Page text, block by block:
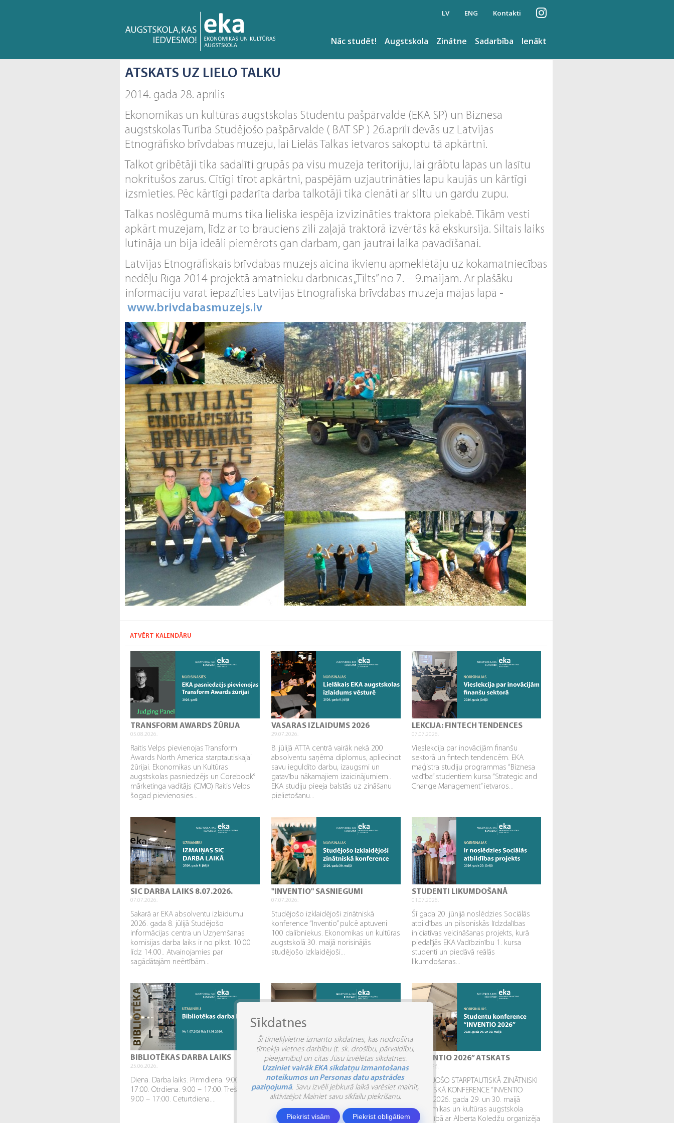
LV ENG Kontakti
Ienākt
Sadarbība
Zinātne
Augstskola
Nāc studēt!
ATSKATS UZ LIELO TALKU
2014. gada 28. aprīlis
Ekonomikas un kultūras augstskolas Studentu pašpārvalde (EKA SP) un Biznesa
augstskolas Turība Studējošo pašpārvalde ( BAT SP ) 26.aprīlī devās uz Latvijas
Etnogrāfisko brīvdabas muzeju, lai Lielās Talkas ietvaros sakoptu tā apkārtni.
Talkot gribētāji tika sadalīti grupās pa visu muzeja teritoriju, lai grābtu lapas un lasītu
nokritušos zarus. Cītīgi tīrot apkārtni, paspējām uzjautrināties lapu kaujās un kārtīgi
izsmieties. Pēc kārtīgi padarīta darba talkotāji tika cienāti ar siltu un gardu zupu.
Talkas noslēgumā mums tika lieliska iespēja izvizināties traktora piekabē. Tikām vesti
apkārt muzejam, līdz ar to brauciens zili zaļajā traktorā izvērtās kā ekskursija. Siltais laiks
lutināja un bija ideāli piemērots gan darbam, gan jautrai laika pavadīšanai.
Latvijas Etnogrāfiskais brīvdabas muzejs aicina ikvienu apmeklētāju uz kokamatniecības
nedēļu Rīga 2014 projektā amatnieku darbnīcas „Tilts” no 7. – 9.maijam. Ar plašāku
informāciju varat iepazīties Latvijas Etnogrāfiskā brīvdabas muzeja mājas lapā -
www.brivdabasmuzejs.lv
ATVĒRT KALENDĀRU
TRANSFORM AWARDS ŽŪRIJA
05.08.2026.
Raitis Velps pievienojas Transform
Awards North America starptautiskajai
žūrijai. Ekonomikas un Kultūras
augstskolas pasniedzējs un Corebook°
mārketinga vadītājs (CMO) Raitis Velps
šogad pievienosies...
VASARAS IZLAIDUMS 2026
29.07.2026.
8. jūlijā ATTA centrā vairāk nekā 200
absolventu saņēma diplomus, apliecinot
savu ieguldīto darbu, izaugsmi un
gatavību nākamajiem izaicinājumiem..
EKA studiju pieeja balstās uz zināšanu
pielietošanu...
LEKCIJA: FINTECH TENDENCES
07.07.2026.
Vieslekcija par inovācijām finanšu
sektorā un fintech tendencēm. EKA
maģistra studiju programmas “Biznesa
vadība” studentiem kursa “Strategic and
Change Management” ietvaros...
SIC DARBA LAIKS 8.07.2026.
07.07.2026.
Sakarā ar EKA absolventu izlaidumu
2026. gada 8. jūlijā Studējošo
informācijas centra un Uzņemšanas
komisijas darba laiks ir no plkst. 10.00
līdz 14.00.. Atvainojamies par
sagādātajām neērtībām...
"INVENTIO" SASNIEGUMI
07.07.2026.
Studējošo izklaidējoši zinātniskā
konference “Inventio” pulcē aptuveni
100 dalībniekus. Ekonomikas un kultūras
augstskolā 30. maijā norisinājās
studējošo izklaidējoši...
STUDENTI LIKUMDOŠANĀ
01.07.2026.
Šī gada 20. jūnijā noslēdzies Sociālās
atbildības un pilsoniskās līdzdalības
iniciatīvas veicināšanas projekts, kurā
piedalījās EKA Vadībzinību 1. kursa
studenti un piedāvā reālās
likumdošanas...
BIBLIOTĒKAS DARBA LAIKS
25.06.2026.
Diena. Darba laiks. Pirmdiena. 9:00 –
17:00. Otrdiena. 9:00 – 17:00. Trešdiena.
9:00 – 17:00. Ceturtdiena....
IZMAIŅAS DARBA LAIKĀ
15.06.2026.
Informējam par studiju laika organizāciju
Ekonomikas un kultūras augstskolā
pirms Līgo svētkiem:. 2026. gada 22.
jūnijs (pirmdiena) – brīvdiena. Studiju
process nenotiek, jo šī diena tiek...
“INVENTIO 2026” ATSKATS
04.06.2026.
STUDĒJOŠO STARPTAUTISKĀ ZINĀTNISKI
PRAKTISKĀ KONFERENCE “INVENTIO
2026”. 2026. gada 29. un 30. maijā
Ekonomikas un kultūras augstskola
sadarbībā ar Alberta Koledžu organizēja
Sīkdatnes
Šī tīmekļvietne izmanto sīkdatnes, kas nodrošina
tīmekļa vietnes darbību (t. sk. drošību, pārvaldību,
pieejamību) un citas Jūsu izvēlētas sīkdatnes.
Uzziniet vairāk EKA sīkdatņu izmantošanas
noteikumos un Personas datu apstrādes
paziņojumā. Savu izvēli jebkurā laikā varēsiet mainīt,
aktivizējot Mainiet savu sīkfailu piekrišanu.
Piekrist visām Piekrist obligātiem